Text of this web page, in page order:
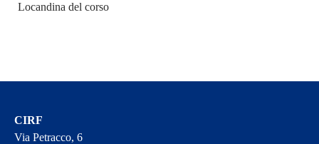
Locandina del corso
CIRF
Via Petracco, 6